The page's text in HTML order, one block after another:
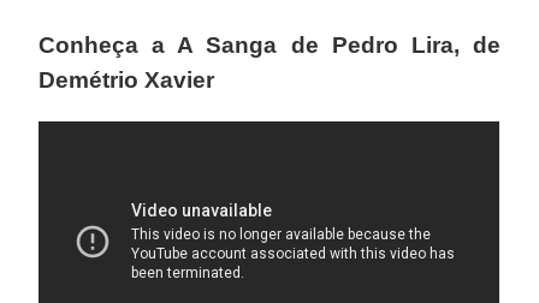
Conheça a A Sanga de Pedro Lira, de
Demétrio Xavier